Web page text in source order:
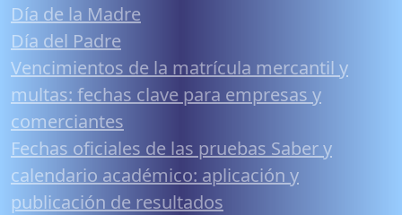
Día de la Madre
Día del Padre
Vencimientos de la matrícula mercantil y
multas: fechas clave para empresas y
comerciantes
Fechas oficiales de las pruebas Saber y
calendario académico: aplicación y
publicación de resultados